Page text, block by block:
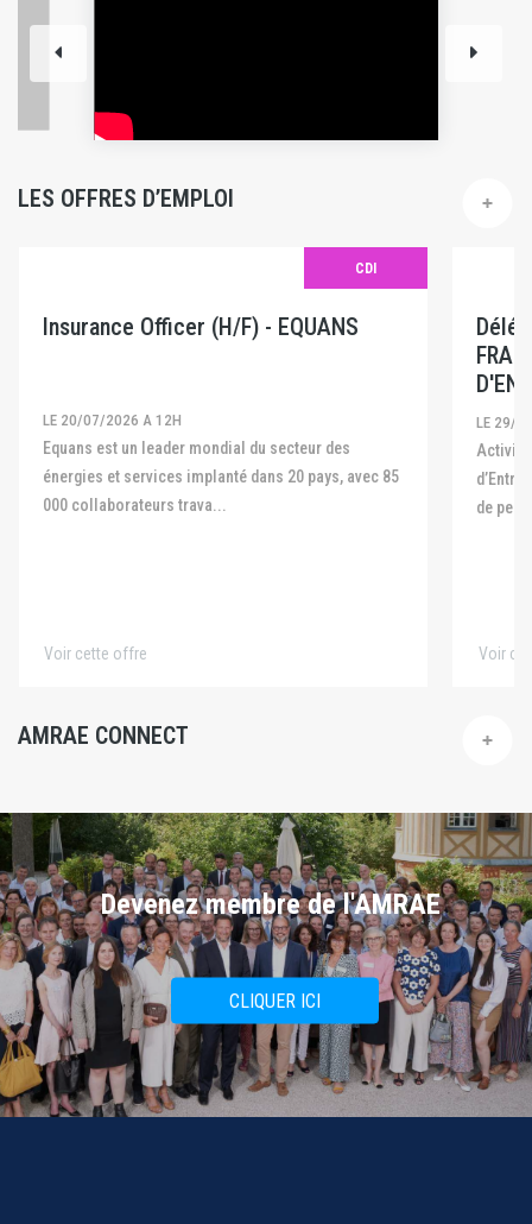
LES OFFRES D’EMPLOI
CDI
Insurance Officer (H/F) - EQUANS
LE 20/07/2026 A 12H
Equans est un leader mondial du secteur des
énergies et services implanté dans 20 pays, avec 85
000 collaborateurs trava...
Voir cette offre
LE 29/
Activité La Fédération Française des Captives
de
Voir
AMRAE CONNECT
Devenez membre de l'AMRAE
CLIQUER ICI